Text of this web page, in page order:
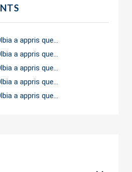
a appris que…
a appris que…
a appris que…
a appris que…
a appris que…